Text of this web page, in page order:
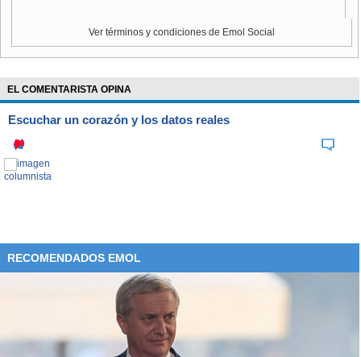
Ver términos y condiciones de Emol Social
EL COMENTARISTA OPINA
Escuchar un corazón y los datos reales
RECOMENDADOS EMOL